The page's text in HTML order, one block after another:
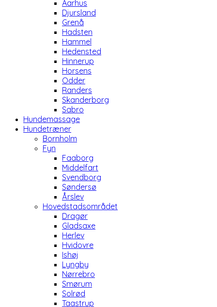
Aarhus
Djursland
Grenå
Hadsten
Hammel
Hedensted
Hinnerup
Horsens
Odder
Randers
Skanderborg
Sabro
Hundemassage
Hundetræner
Bornholm
Fyn
Faaborg
Middelfart
Svendborg
Søndersø
Årslev
Hovedstadsområdet
Dragør
Gladsaxe
Herlev
Hvidovre
Ishøj
Lyngby
Nørrebro
Smørum
Solrød
Taastrup